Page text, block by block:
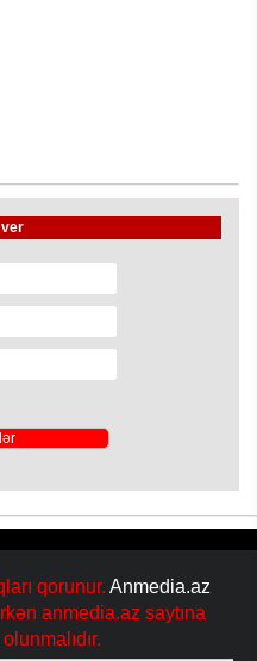
qorunur. Anmedia.az
anmedia.az saytına